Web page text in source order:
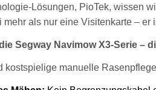
Lösungen, PioTek, wissen
als nur eine Visitenkarte –
Segway Navimow X3-Serie –
kostspielige manuelle